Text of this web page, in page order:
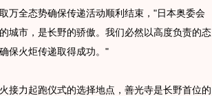
万全态势确保传递活动顺利结束，"日本奥委会
城市，是长野的骄傲。我们必然以高度负责的态
保火炬传递取得成功。"
力起跑仪式的选择地点，善光寺是长野首位的